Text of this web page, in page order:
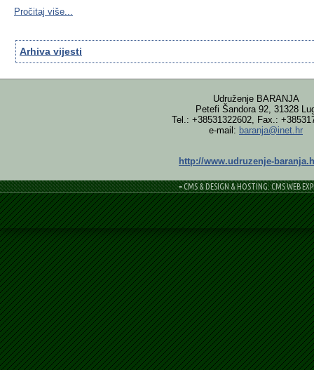
Pročitaj više...
Arhiva vijesti
Udruženje BARANJA
Petefi Šandora 92, 31328
Tel.: +38531322602, Fax.:
e-mail: baranja@inet.hr
http://www.udruzenje-
= CMS & DESIGN & HOSTING: CMS WEB